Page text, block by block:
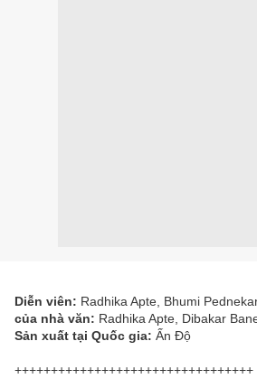
Diễn viên: Radhika Apte, Bhumi
của nhà văn: Radhika Apte, Dibakar
Sản xuất tại Quốc gia: Ấn Độ
+++++++++++++++++++++++++++++++++